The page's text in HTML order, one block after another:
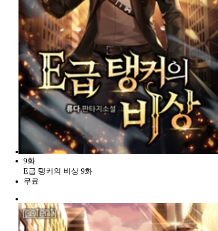
9화
E급 탱커의 비상 9화
무료